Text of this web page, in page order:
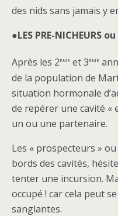
des nids sans jamais y
●LES PRE-NICHEURS
Après les 2ème et 3ème
de la population de
situation hormonale
de repérer une cavité «
un ou une partenaire.
Les « prospecteurs »
bords des cavités,
tenter une incursion.
occupé ! car cela peut
sanglantes.